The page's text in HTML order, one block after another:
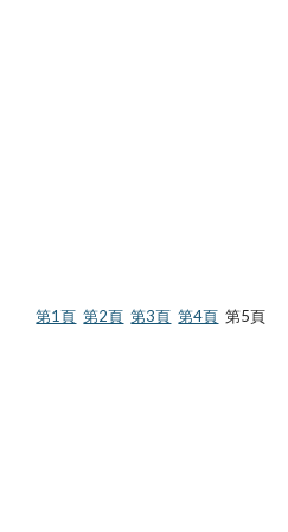
第1頁 第2頁 第3頁 第4頁 第5頁